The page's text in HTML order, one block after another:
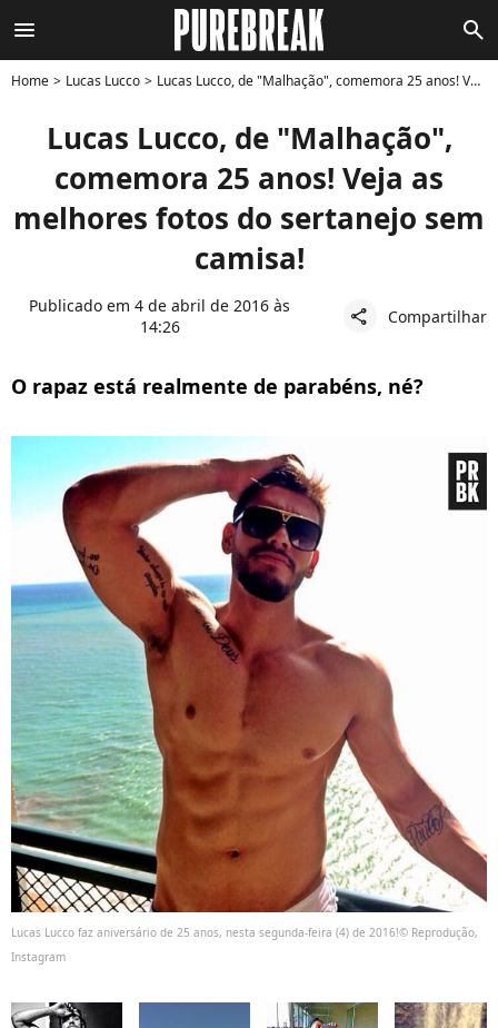
menu search
Home Lucas Lucco Lucas Lucco, de "Malhação", comemora 25 anos! Veja as melhores fotos do sertanejo sem camisa!
Lucas Lucco, de "Malhação",
comemora 25 anos! Veja as
melhores fotos do sertanejo sem
camisa!
Publicado em 4 de abril de 2016 às
14:26
share Compartilhar
O rapaz está realmente de parabéns, né?
Lucas Lucco faz aniversário de 25 anos, nesta segunda-feira (4) de 2016!© Reprodução,
Instagram